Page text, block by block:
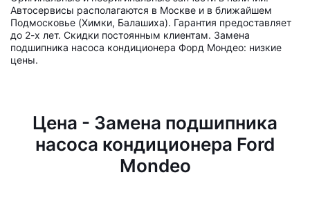
Автосервисы располагаются в Москве и в ближайшем
Подмосковье (Химки, Балашиха). Гарантия предоставляет
до 2-х лет. Скидки постоянным клиентам. Замена
подшипника насоса кондиционера Форд Мондео: низкие
цены.
Цена - Замена подшипника
насоса кондиционера Ford
Mondeo